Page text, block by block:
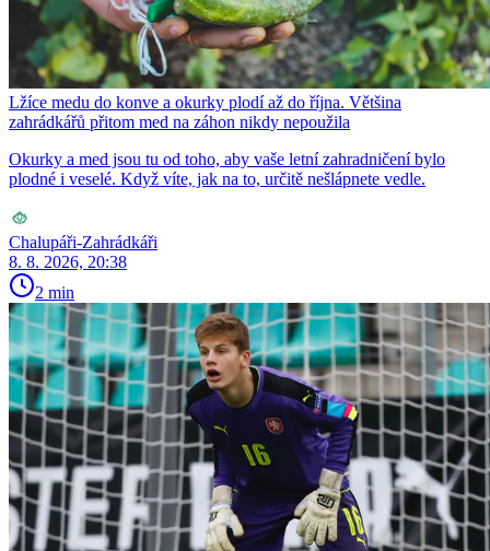
Lžíce medu do konve a okurky plodí až do října. Většina
zahrádkářů přitom med na záhon nikdy nepoužila
Okurky a med jsou tu od toho, aby vaše letní zahradničení bylo
plodné i veselé. Když víte, jak na to, určitě nešlápnete vedle.
Chalupáři-Zahrádkáři
8. 8. 2026, 20:38
2 min